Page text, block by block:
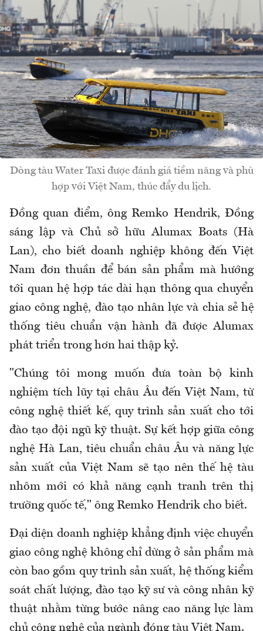
Dòng tàu Water Taxi được đánh giá tiềm năng và phù
hợp với Việt Nam, thúc đẩy du lịch.
Đồng quan điểm, ông Remko Hendrik, Đồng
sáng lập và Chủ sở hữu Alumax Boats (Hà
Lan), cho biết doanh nghiệp không đến Việt
Nam đơn thuần để bán sản phẩm mà hướng
tới quan hệ hợp tác dài hạn thông qua chuyển
giao công nghệ, đào tạo nhân lực và chia sẻ hệ
thống tiêu chuẩn vận hành đã được Alumax
phát triển trong hơn hai thập kỷ.
"Chúng tôi mong muốn đưa toàn bộ kinh
nghiệm tích lũy tại châu Âu đến Việt Nam, từ
công nghệ thiết kế, quy trình sản xuất cho tới
đào tạo đội ngũ kỹ thuật. Sự kết hợp giữa công
nghệ Hà Lan, tiêu chuẩn châu Âu và năng lực
sản xuất của Việt Nam sẽ tạo nên thế hệ tàu
nhôm mới có khả năng cạnh tranh trên thị
trường quốc tế," ông Remko Hendrik cho biết.
Đại diện doanh nghiệp khẳng định việc chuyển
giao công nghệ không chỉ dừng ở sản phẩm mà
còn bao gồm quy trình sản xuất, hệ thống kiểm
soát chất lượng, đào tạo kỹ sư và công nhân kỹ
thuật nhằm từng bước nâng cao năng lực làm
chủ công nghệ của ngành đóng tàu Việt Nam.